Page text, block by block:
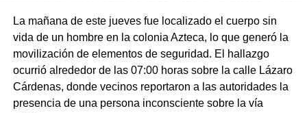
La mañana de este jueves fue localizado el cuerpo sin
vida de un hombre en la colonia Azteca, lo que generó la
movilización de elementos de seguridad. El hallazgo
ocurrió alrededor de las 07:00 horas sobre la calle Lázaro
Cárdenas, donde vecinos reportaron a las autoridades la
presencia de una persona inconsciente sobre la vía